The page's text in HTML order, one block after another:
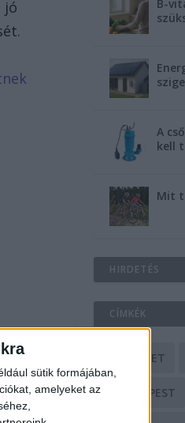
sütik formájában,
amelyeket az
jó
B-
A
kell
Mit
HIRDETÉS
CÍMKÉK
BALESET
BUDAPEST